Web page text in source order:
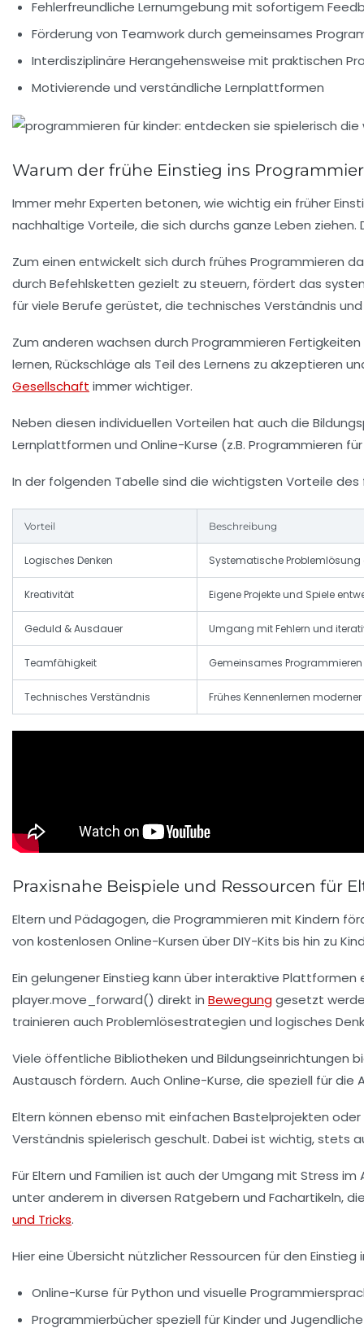
Fehlerfreundliche Lernumgebung mit sofortigem
Förderung von Teamwork durch gemeinsames
Interdisziplinäre Herangehensweise mit praktischen
Motivierende und verständliche Lernplattformen
Warum der frühe Einstieg ins
Immer mehr Experten betonen, wie wichtig ein früher
nachhaltige Vorteile, die sich durchs ganze Leben
Zum einen entwickelt sich durch frühes Programmieren
durch Befehlsketten gezielt zu steuern, fördert das
für viele Berufe gerüstet, die technisches Verständnis
Zum anderen wachsen durch Programmieren
lernen, Rückschläge als Teil des Lernens zu akzeptieren
Gesellschaft immer wichtiger.
Neben diesen individuellen Vorteilen hat auch die
Lernplattformen und Online-Kurse (z.B. Programmieren
In der folgenden Tabelle sind die wichtigsten Vorteile
Vorteil Beschreibung
Logisches Denken Systematische
Kreativität Eigene Projekte und Spiele
Geduld & Ausdauer Umgang mit Fehlern und
Teamfähigkeit Gemeinsames
Technisches Verständnis Frühes Kennenlernen
Praxisnahe Beispiele und Ressourcen für
Eltern und Pädagogen, die Programmieren mit Kindern
von kostenlosen Online-Kursen über DIY-Kits bis hin zu
Ein gelungener Einstieg kann über interaktive
player.move_forward() direkt in Bewegunggesetzt
trainieren auch Problemlösestrategien und logisches
Viele öffentliche Bibliotheken und Bildungseinrichtungen
Austausch fördern. Auch Online-Kurse, die speziell für
Eltern können ebenso mit einfachen Bastelprojekten
Verständnis spielerisch geschult. Dabei ist wichtig, stets
Für Eltern und Familien ist auch der Umgang mit Stress
unter anderem in diversen Ratgebern und Fachartikeln,
und Tricks.
Hier eine Übersicht nützlicher Ressourcen für den Einstieg
Online-Kurse für Python und visuelle
Programmierbücher speziell für Kinder und Jugendliche